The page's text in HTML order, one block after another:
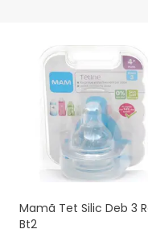
Mamã Tet Silic Deb 3
Bt2